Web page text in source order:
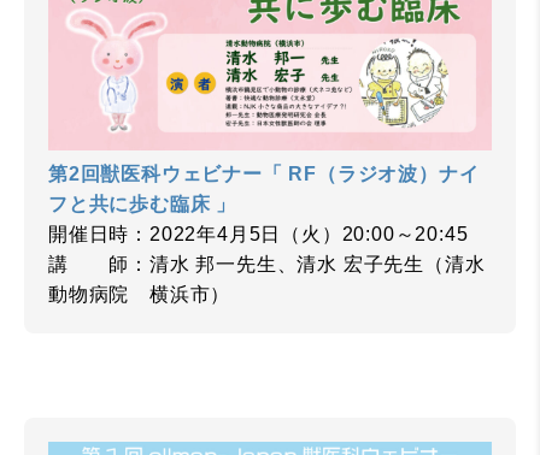
第2回獣医科ウェビナー「 RF（ラジオ波）ナイ
フと共に歩む臨床 」
開催日時：2022年4月5日（火）20:00～20:45
講 師：清水 邦一先生、清水 宏子先生（清水
動物病院 横浜市）